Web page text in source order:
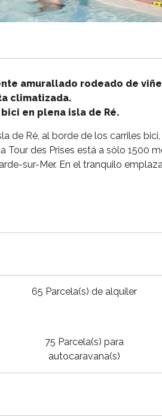
amurallado rodeado de
climatizada.
en plena isla de Ré.
de Ré, al borde de los carriles
Tour des Prises está a sólo 1500
sur-Mer. En el tranquilo
65 Parcela(s) de alquiler
75 Parcela(s) para
autocaravana(s)